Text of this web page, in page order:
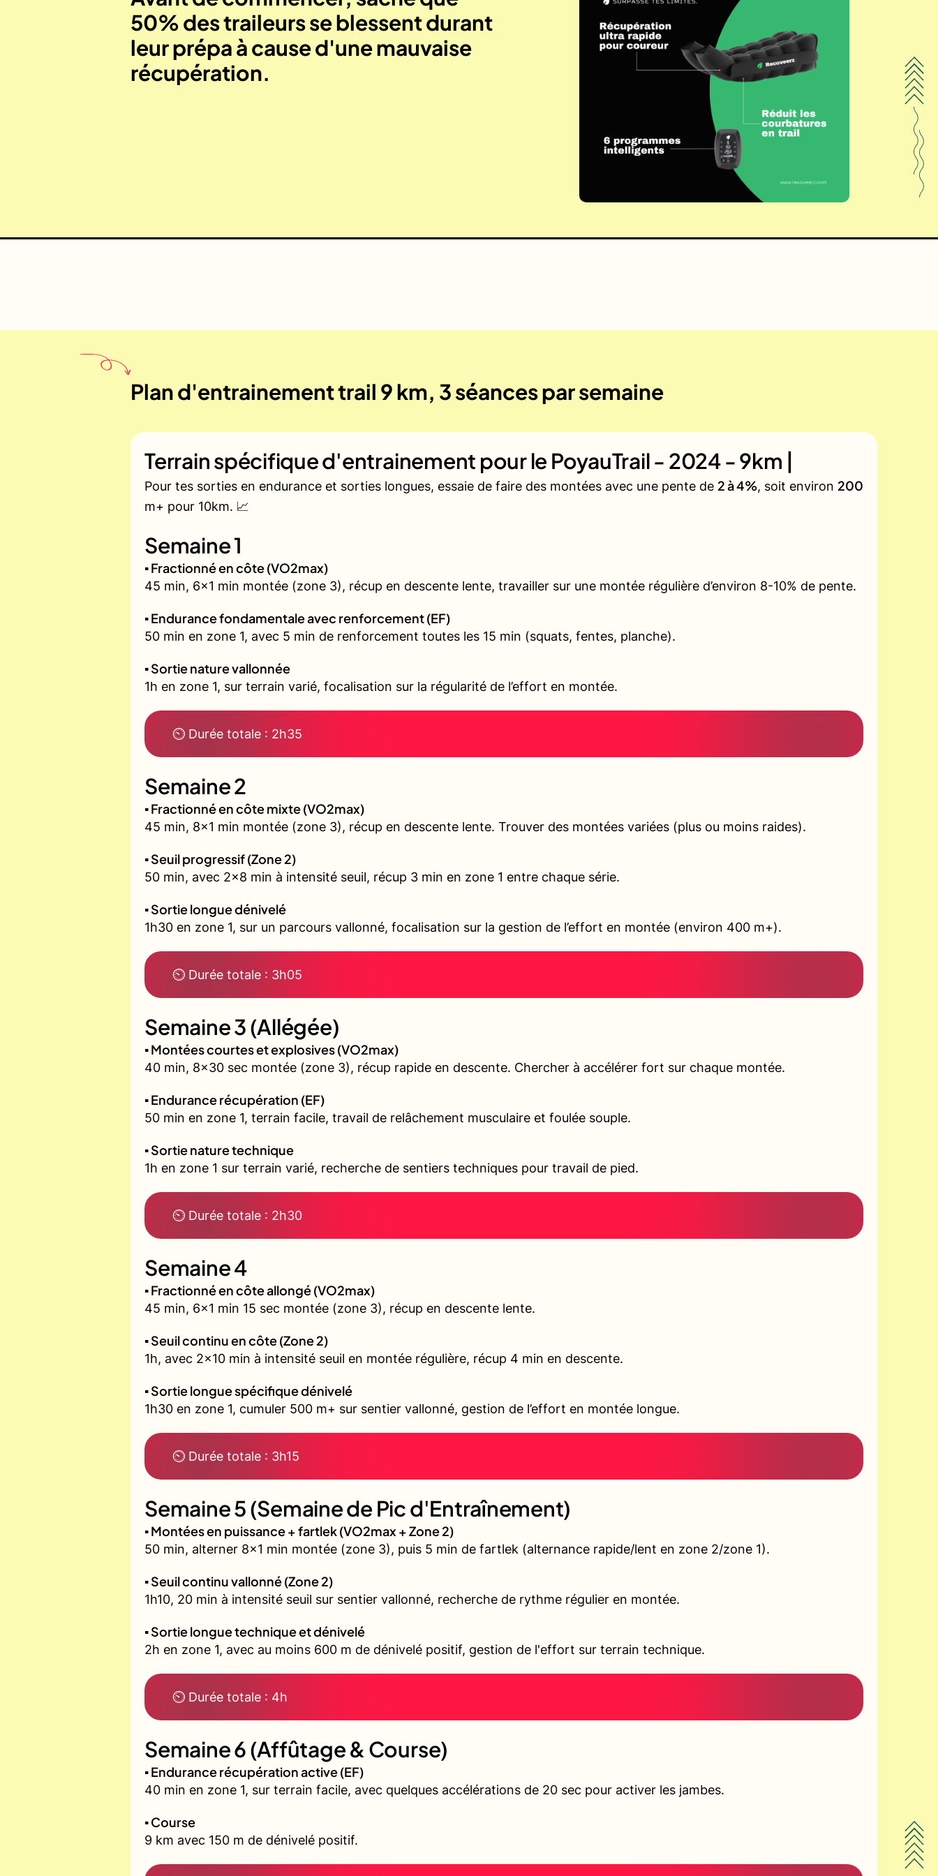
50% des traileurs se blessent durant
leur prépa à cause d'une mauvaise
récupération.
Plan d'entrainement trail 9 km, 3 séances par semaine
Terrain spécifique d'entrainement pour le PoyauTrail - 2024 - 9km |
Pour tes sorties en endurance et sorties longues, essaie de faire des montées avec une pente de 2 à 4%, soit environ 200
m+ pour 10km. 📈
Semaine 1
▪️ Fractionné en côte (VO2max)
45 min, 6x1 min montée (zone 3), récup en descente lente, travailler sur une montée régulière d’environ 8-10% de pente.
▪️ Endurance fondamentale avec renforcement (EF)
50 min en zone 1, avec 5 min de renforcement toutes les 15 min (squats, fentes, planche).
▪️ Sortie nature vallonnée
1h en zone 1, sur terrain varié, focalisation sur la régularité de l’effort en montée.
⏲ Durée totale : 2h35
Semaine 2
▪️ Fractionné en côte mixte (VO2max)
45 min, 8x1 min montée (zone 3), récup en descente lente. Trouver des montées variées (plus ou moins raides).
▪️ Seuil progressif (Zone 2)
50 min, avec 2x8 min à intensité seuil, récup 3 min en zone 1 entre chaque série.
▪️ Sortie longue dénivelé
1h30 en zone 1, sur un parcours vallonné, focalisation sur la gestion de l’effort en montée (environ 400 m+).
⏲ Durée totale : 3h05
Semaine 3 (Allégée)
▪️ Montées courtes et explosives (VO2max)
40 min, 8x30 sec montée (zone 3), récup rapide en descente. Chercher à accélérer fort sur chaque montée.
▪️ Endurance récupération (EF)
50 min en zone 1, terrain facile, travail de relâchement musculaire et foulée souple.
▪️ Sortie nature technique
1h en zone 1 sur terrain varié, recherche de sentiers techniques pour travail de pied.
⏲ Durée totale : 2h30
Semaine 4
▪️ Fractionné en côte allongé (VO2max)
45 min, 6x1 min 15 sec montée (zone 3), récup en descente lente.
▪️ Seuil continu en côte (Zone 2)
1h, avec 2x10 min à intensité seuil en montée régulière, récup 4 min en descente.
▪️ Sortie longue spécifique dénivelé
1h30 en zone 1, cumuler 500 m+ sur sentier vallonné, gestion de l’effort en montée longue.
⏲ Durée totale : 3h15
Semaine 5 (Semaine de Pic d'Entraînement)
▪️ Montées en puissance + fartlek (VO2max + Zone 2)
50 min, alterner 8x1 min montée (zone 3), puis 5 min de fartlek (alternance rapide/lent en zone 2/zone 1).
▪️ Seuil continu vallonné (Zone 2)
1h10, 20 min à intensité seuil sur sentier vallonné, recherche de rythme régulier en montée.
▪️ Sortie longue technique et dénivelé
2h en zone 1, avec au moins 600 m de dénivelé positif, gestion de l'effort sur terrain technique.
⏲ Durée totale : 4h
Semaine 6 (Affûtage & Course)
▪️ Endurance récupération active (EF)
40 min en zone 1, sur terrain facile, avec quelques accélérations de 20 sec pour activer les jambes.
▪️ Course
9 km avec 150 m de dénivelé positif.